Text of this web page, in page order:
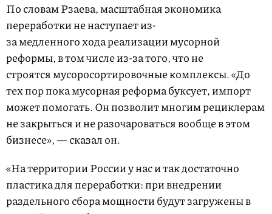
По словам Рзаева, масштабная экономика
переработки не наступает из-
за медленного хода реализации мусорной
реформы, в том числе из-за того, что не
строятся мусоросортировочные комплексы. «До
тех пор пока мусорная реформа буксует, импорт
может помогать. Он позволит многим рециклерам
не закрыться и не разочароваться вообще в этом
бизнесе», — сказал он.
«На территории России у нас и так достаточно
пластика для переработки: при внедрении
раздельного сбора мощности будут загружены в